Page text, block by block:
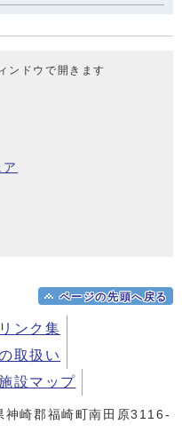
ンドウで開きます
ページの先頭へ戻る
ンク集
取扱い
設マップ
崎郡福崎町南田原3116-